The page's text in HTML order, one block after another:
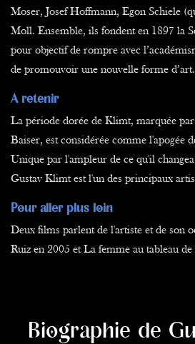
Moser, Josef Hoffmann, Egon Schiele
Moll. Ensemble, ils fondent en 1897 la
pour objectif de rompre avec
de promouvoir une nouvelle forme d’art.
A retenir
La période dorée de Klimt, marquée
Baiser, est considérée comme l'apogée
Unique par l'ampleur de ce qu'il
Gustav Klimt est l'un des principaux
Pour aller plus loin
Deux films parlent de l'artiste et de son
Ruiz en 2005 et La femme au tableau
Biographie de